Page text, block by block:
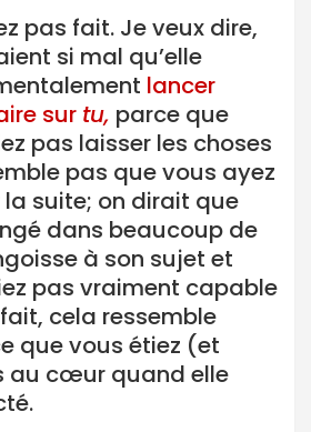
pas fait. Je veux dire,
si mal qu’elle
lancer
sur tu, parce que
pas laisser les choses
pas que vous ayez
suite; on dirait que
dans beaucoup de
à son sujet et
pas vraiment capable
fait, cela ressemble
que vous étiez (et
au cœur quand elle